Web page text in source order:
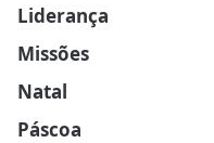
Liderança
Missões
Natal
Páscoa